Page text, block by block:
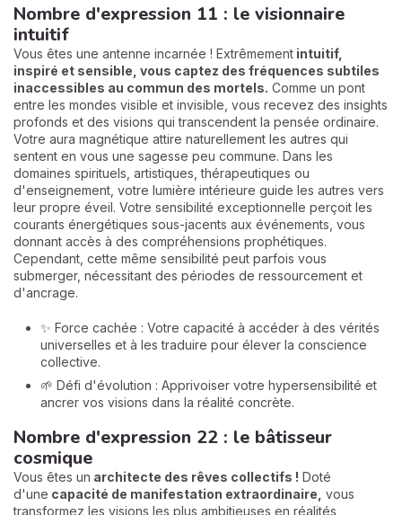
Nombre d'expression 11 : le visionnaire
intuitif
Vous êtes une antenne incarnée ! Extrêmement intuitif,
inspiré et sensible, vous captez des fréquences subtiles
inaccessibles au commun des mortels. Comme un pont
entre les mondes visible et invisible, vous recevez des insights
profonds et des visions qui transcendent la pensée ordinaire.
Votre aura magnétique attire naturellement les autres qui
sentent en vous une sagesse peu commune. Dans les
domaines spirituels, artistiques, thérapeutiques ou
d'enseignement, votre lumière intérieure guide les autres vers
leur propre éveil. Votre sensibilité exceptionnelle perçoit les
courants énergétiques sous-jacents aux événements, vous
donnant accès à des compréhensions prophétiques.
Cependant, cette même sensibilité peut parfois vous
submerger, nécessitant des périodes de ressourcement et
d'ancrage.
✨ Force cachée : Votre capacité à accéder à des vérités
universelles et à les traduire pour élever la conscience
collective.
🌱 Défi d'évolution : Apprivoiser votre hypersensibilité et
ancrer vos visions dans la réalité concrète.
Nombre d'expression 22 : le bâtisseur
cosmique
Vous êtes un architecte des rêves collectifs ! Doté
d'une capacité de manifestation extraordinaire, vous
transformez les visions les plus ambitieuses en réalités